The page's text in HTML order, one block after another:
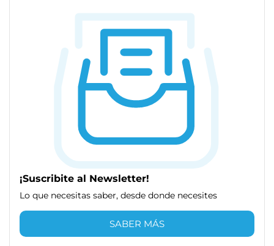
¡Suscribite al Newsletter!
Lo que necesitas saber, desde donde necesites
SABER MÁS